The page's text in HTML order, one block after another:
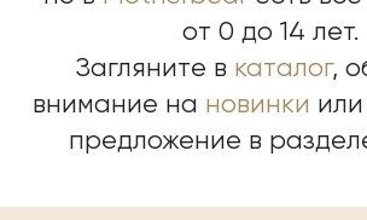
от 0 до 14 лет.
Загляните в каталог,
внимание на новинки
предложение в